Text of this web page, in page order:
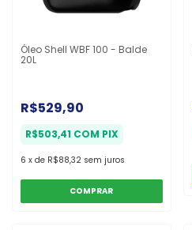
Óleo Shell WBF 100 - Balde
20L
R$529,90
R$503,41 COM PIX
6 x de R$88,32 sem juros